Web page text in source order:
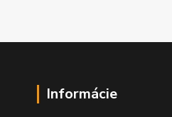
Informácie